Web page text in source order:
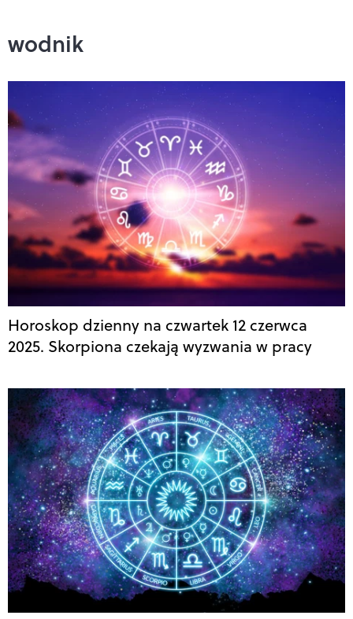
wodnik
Horoskop dzienny na czwartek 12 czerwca
2025. Skorpiona czekają wyzwania w pracy